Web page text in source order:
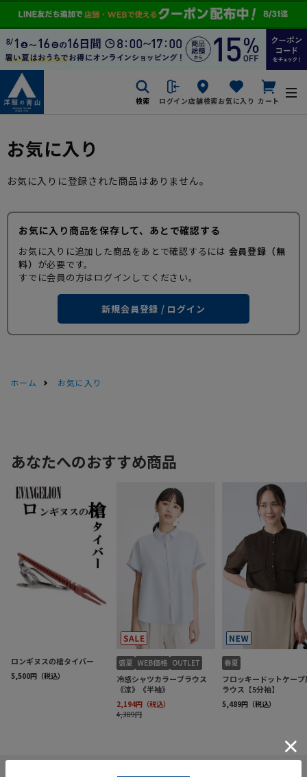
検索 ログイン店舗検索お気に入り カート
お気に入り
お気に入りに登録された商品はありません。
お気に入り商品を保存して、あとで確認する
お気に入りに追加した商品をあとで確認するには 会員登録（無
料） が必要です。
すでに会員の方はログインしてください。
新規会員登録 / ログイン
ホーム お気に入り